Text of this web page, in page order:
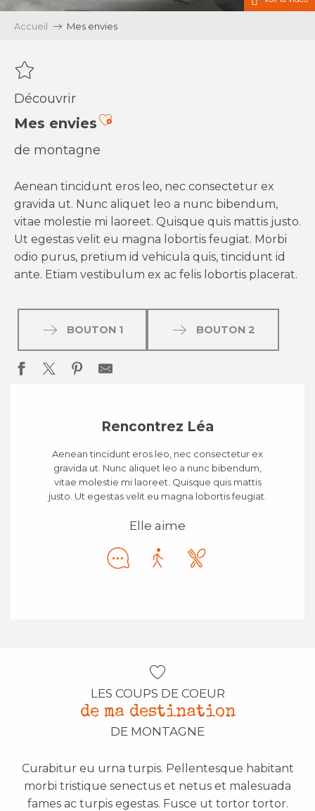
Accueil Mes envies
Découvrir
Mes enviesAjouter aux favoris
de montagne
Aenean tincidunt eros leo, nec consectetur ex
gravida ut. Nunc aliquet leo a nunc bibendum,
vitae molestie mi laoreet. Quisque quis mattis justo.
Ut egestas velit eu magna lobortis feugiat. Morbi
odio purus, pretium id vehicula quis, tincidunt id
ante. Etiam vestibulum ex ac felis lobortis placerat.
BOUTON 1 BOUTON 2
Rencontrez Léa
Aenean tincidunt eros leo, nec consectetur ex
gravida ut. Nunc aliquet leo a nunc bibendum,
vitae molestie mi laoreet. Quisque quis mattis
justo. Ut egestas velit eu magna lobortis feugiat.
Elle aime
LES COUPS DE COEUR
de ma destination
DE MONTAGNE
Curabitur eu urna turpis. Pellentesque habitant
morbi tristique senectus et netus et malesuada
fames ac turpis egestas. Fusce ut tortor tortor.